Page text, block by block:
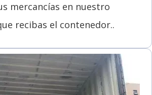
mercancías en nuestro
recibas el contenedor..